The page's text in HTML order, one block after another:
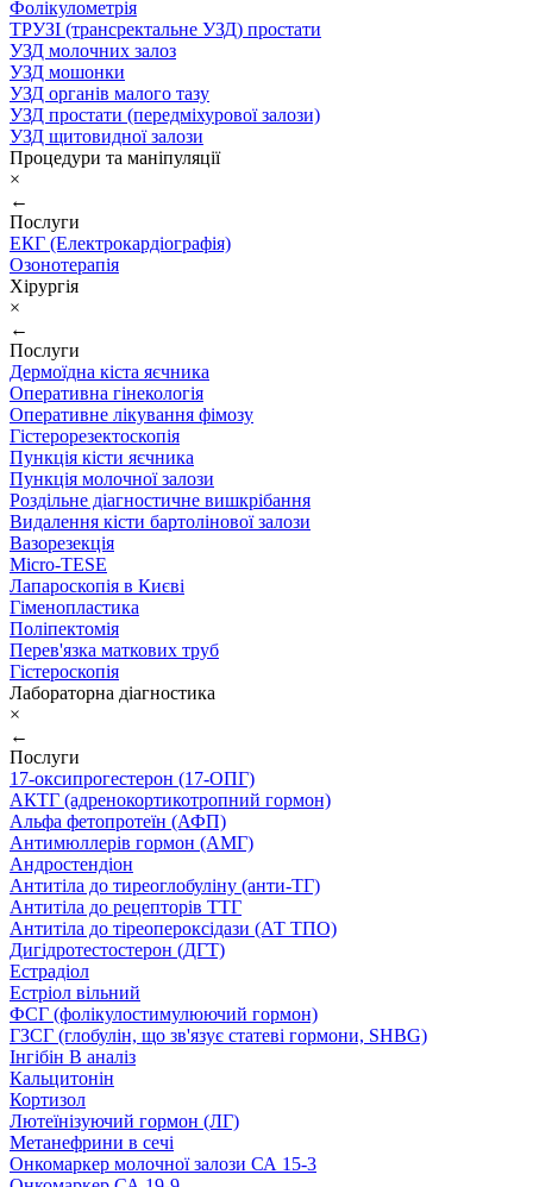
Фолікулометрія
ТРУЗІ (трансректальне УЗД) простати
УЗД молочних залоз
УЗД мошонки
УЗД органів малого тазу
УЗД простати (передміхурової залози)
УЗД щитовидної залози
Процедури та маніпуляції
×
←
Послуги
ЕКГ (Електрокардіографія)
Озонотерапія
Хірургія
×
←
Послуги
Дермоїдна кіста яєчника
Оперативна гінекологія
Оперативне лікування фімозу
Гістерорезектоскопія
Пункція кісти яєчника
Пункція молочної залози
Роздільне діагностичне вишкрібання
Видалення кісти бартолінової залози
Вазорезекція
Micro-TESE
Лапароскопія в Києві
Гіменопластика
Поліпектомія
Перев'язка маткових труб
Гістероскопія
Лабораторна діагностика
×
←
Послуги
17-оксипрогестерон (17-ОПГ)
АКТГ (адренокортикотропний гормон)
Альфа фетопротеїн (АФП)
Антимюллерів гормон (АМГ)
Андростендіон
Антитіла до тиреоглобуліну (анти-ТГ)
Антитіла до рецепторів ТТГ
Антитіла до тіреопероксідази (АТ ТПО)
Дигідротестостерон (ДГТ)
Естрадіол
Естріол вільний
ФСГ (фолікулостимулюючий гормон)
ГЗСГ (глобулін, що зв'язує статеві гормони, SHBG)
Інгібін B аналіз
Кальцитонін
Кортизол
Лютеїнізуючий гормон (ЛГ)
Метанефрини в сечі
Онкомаркер молочної залози СА 15-3